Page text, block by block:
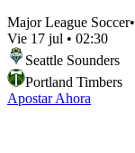
Major League Soccer•
Vie 17 jul • 02:30
Seattle Sounders
Portland Timbers
Apostar Ahora